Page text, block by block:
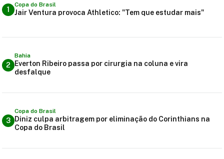
1
Copa do Brasil
Jair Ventura provoca Athletico: "Tem que estudar mais"
2
Bahia
Everton Ribeiro passa por cirurgia na coluna e vira
desfalque
3
Copa do Brasil
Diniz culpa arbitragem por eliminação do Corinthians na
Copa do Brasil